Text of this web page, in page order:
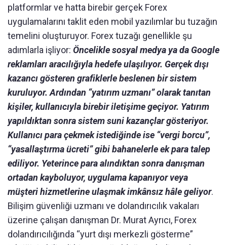
platformlar ve hatta birebir gerçek Forex
uygulamalarını taklit eden mobil yazılımlar bu tuzağın
temelini oluşturuyor. Forex tuzağı genellikle şu
adımlarla işliyor: Öncelikle sosyal medya ya da Google
reklamları aracılığıyla hedefe ulaşılıyor. Gerçek dışı
kazancı gösteren grafiklerle beslenen bir sistem
kuruluyor. Ardından “yatırım uzmanı” olarak tanıtan
kişiler, kullanıcıyla birebir iletişime geçiyor. Yatırım
yapıldıktan sonra sistem suni kazançlar gösteriyor.
Kullanıcı para çekmek istediğinde ise “vergi borcu”,
“yasallaştırma ücreti” gibi bahanelerle ek para talep
ediliyor. Yeterince para alındıktan sonra danışman
ortadan kayboluyor, uygulama kapanıyor veya
müşteri hizmetlerine ulaşmak imkânsız hâle geliyor.
Bilişim güvenliği uzmanı ve dolandırıcılık vakaları
üzerine çalışan danışman Dr. Murat Ayrıcı, Forex
dolandırıcılığında “yurt dışı merkezli gösterme”